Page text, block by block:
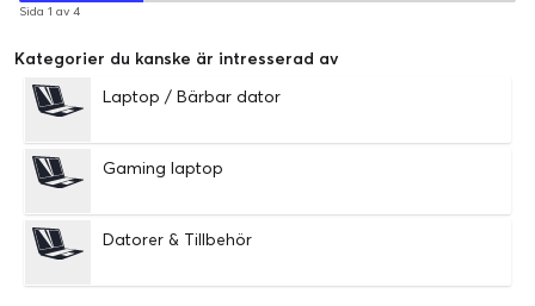
Sida 1 av 4
Kategorier du kanske är intresserad av
Laptop / Bärbar dator
Gaming laptop
Datorer & Tillbehör